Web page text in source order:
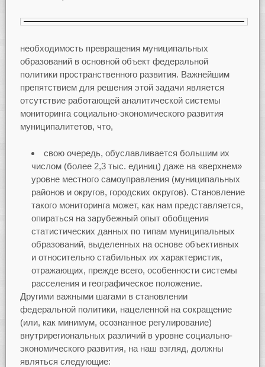
необходимость превращения муниципальных
образований в основной объект федеральной
политики пространственного развития. Важнейшим
препятствием для решения этой задачи является
отсутствие работающей аналитической системы
мониторинга социально-экономического развития
муниципалитетов, что,
свою очередь, обуславливается большим их
числом (более 2,3 тыс. единиц) даже на «верхнем»
уровне местного самоуправления (муниципальных
районов и округов, городских округов). Становление
такого мониторинга может, как нам представляется,
опираться на зарубежный опыт обобщения
статистических данных по типам муниципальных
образований, выделенных на основе объективных
и относительно стабильных их характеристик,
отражающих, прежде всего, особенности системы
расселения и географическое положение.
Другими важными шагами в становлении
федеральной политики, нацеленной на сокращение
(или, как минимум, осознанное регулирование)
внутрирегиональных различий в уровне социально-
экономического развития, на наш взгляд, должны
являться следующие: